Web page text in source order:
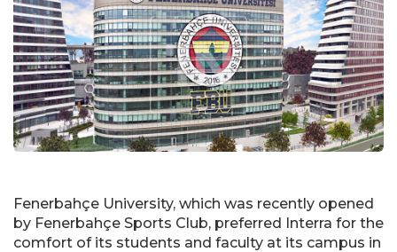
Fenerbahçe University, which was recently opened
by Fenerbahçe Sports Club, preferred Interra for the
comfort of its students and faculty at its campus in